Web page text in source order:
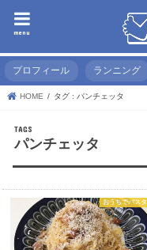
menu
プロフィール ランニング
HOME タグ : パンチェッタ
パンチェッタ
おうちでパスタ